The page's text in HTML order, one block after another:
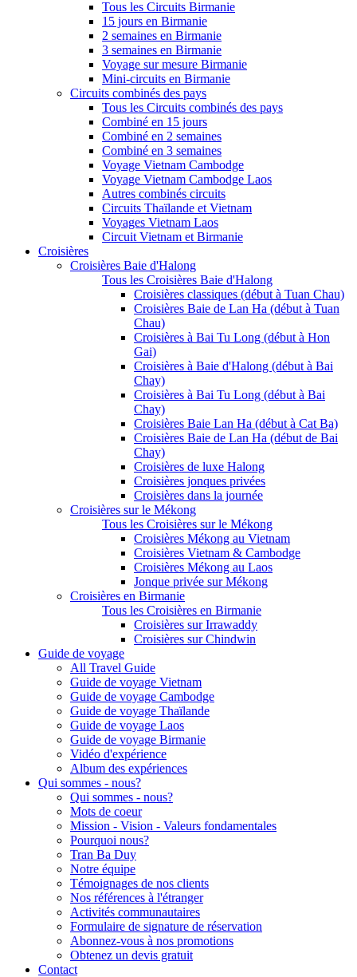
Tous les Circuits Birmanie
15 jours en Birmanie
2 semaines en Birmanie
3 semaines en Birmanie
Voyage sur mesure Birmanie
Mini-circuits en Birmanie
Circuits combinés des pays
Tous les Circuits combinés des pays
Combiné en 15 jours
Combiné en 2 semaines
Combiné en 3 semaines
Voyage Vietnam Cambodge
Voyage Vietnam Cambodge Laos
Autres combinés circuits
Circuits Thaïlande et Vietnam
Voyages Vietnam Laos
Circuit Vietnam et Birmanie
Croisières
Croisières Baie d'Halong
Tous les Croisières Baie d'Halong
Croisières classiques (début à Tuan Chau)
Croisières Baie de Lan Ha (début à Tuan
Chau)
Croisières à Bai Tu Long (début à Hon
Gai)
Croisières à Baie d'Halong (début à Bai
Chay)
Croisières à Bai Tu Long (début à Bai
Chay)
Croisières Baie Lan Ha (début à Cat Ba)
Croisières Baie de Lan Ha (début de Bai
Chay)
Croisières de luxe Halong
Croisières jonques privées
Croisières dans la journée
Croisières sur le Mékong
Tous les Croisières sur le Mékong
Croisières Mékong au Vietnam
Croisières Vietnam & Cambodge
Croisières Mékong au Laos
Jonque privée sur Mékong
Croisières en Birmanie
Tous les Croisières en Birmanie
Croisières sur Irrawaddy
Croisières sur Chindwin
Guide de voyage
All Travel Guide
Guide de voyage Vietnam
Guide de voyage Cambodge
Guide de voyage Thaïlande
Guide de voyage Laos
Guide de voyage Birmanie
Vidéo d'expérience
Album des expériences
Qui sommes - nous?
Qui sommes - nous?
Mots de coeur
Mission - Vision - Valeurs fondamentales
Pourquoi nous?
Tran Ba Duy
Notre équipe
Témoignages de nos clients
Nos références à l'étranger
Activités communautaires
Formulaire de signature de réservation
Abonnez-vous à nos promotions
Obtenez un devis gratuit
Contact